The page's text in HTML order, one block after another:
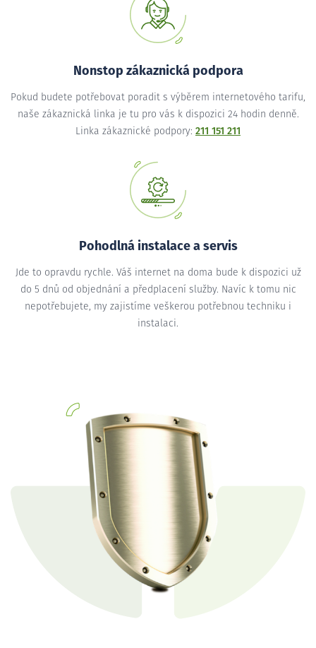
Nonstop zákaznická podpora
Pokud budete potřebovat poradit s výběrem internetového tarifu,
naše zákaznická linka je tu pro vás k dispozici 24 hodin denně.
Linka zákaznické podpory: 211 151 211
Pohodlná instalace a servis
Jde to opravdu rychle. Váš internet na doma bude k dispozici už
do 5 dnů od objednání a předplacení služby. Navíc k tomu nic
nepotřebujete, my zajistíme veškerou potřebnou techniku i
instalaci.